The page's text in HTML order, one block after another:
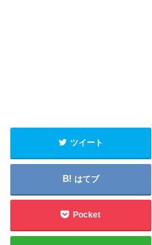
ツイート
はてブ
Pocket